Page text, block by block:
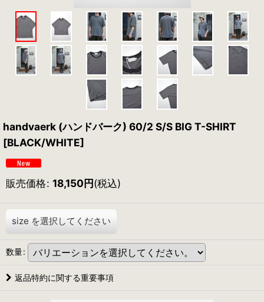
handvaerk (ハンドバーク) 60/2 S/S BIG T-SHIRT
[BLACK/WHITE]
販売価格: 18,150円(税込)
size を選択してください
数量:
返品特約に関する重要事項